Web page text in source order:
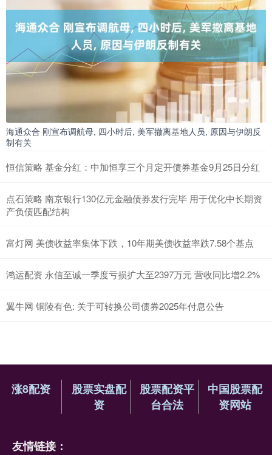
海通众合 刚宣布调航母, 四小时后, 美军撤离基地人员, 原因与伊朗反
制有关
恒信策略 基金分红：中加恒享三个月定开债券基金9月25日分红
点石策略 南京银行130亿元金融债券发行完毕 用于优化中长期资
产负债匹配结构
富灯网 美债收益率集体下跌，10年期美债收益率跌7.58个基点
鸿运配资 永信至诚一季度亏损扩大至2397万元 营收同比增2.2%
翼牛网 铜陵有色: 关于可转换公司债券2025年付息公告
涨8配资
股票实盘配
资
股票配资平
台合法
中国股票配
资网站
友情链接：